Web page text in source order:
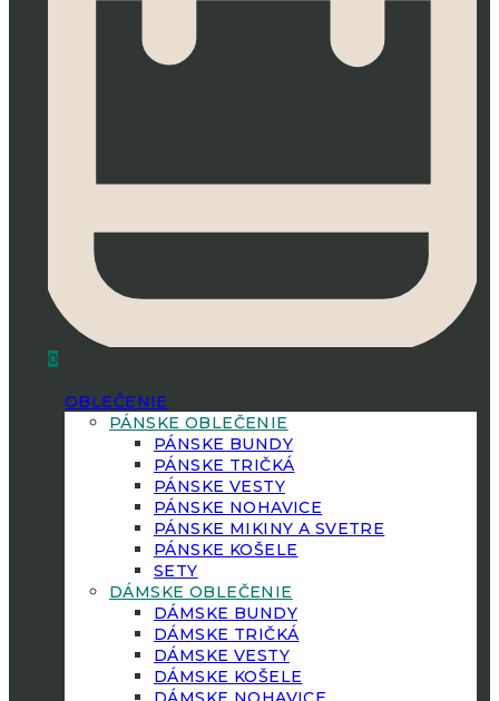
0
OBLEČENIE
PÁNSKE OBLEČENIE
PÁNSKE BUNDY
PÁNSKE TRIČKÁ
PÁNSKE VESTY
PÁNSKE NOHAVICE
PÁNSKE MIKINY A SVETRE
PÁNSKE KOŠELE
SETY
DÁMSKE OBLEČENIE
DÁMSKE BUNDY
DÁMSKE TRIČKÁ
DÁMSKE VESTY
DÁMSKE KOŠELE